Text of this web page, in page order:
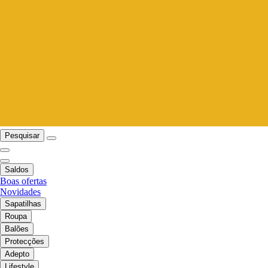
Pesquisar
Saldos
Boas ofertas
Novidades
Sapatilhas
Roupa
Balões
Protecções
Adepto